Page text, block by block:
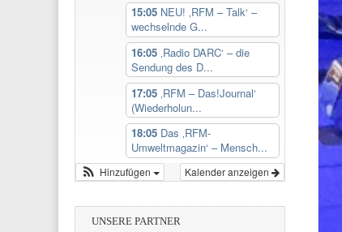
15:05 NEU! ‚RFM – Talk‘ –
wechselnde G...
16:05 ‚Radio DARC‘ – die
Sendung des D...
17:05 ‚RFM – Das!Journal‘
(Wiederholun...
18:05 Das ‚RFM-
Umweltmagazin‘ – Mensch...
Kalender anzeigen
Hinzufügen
UNSERE PARTNER